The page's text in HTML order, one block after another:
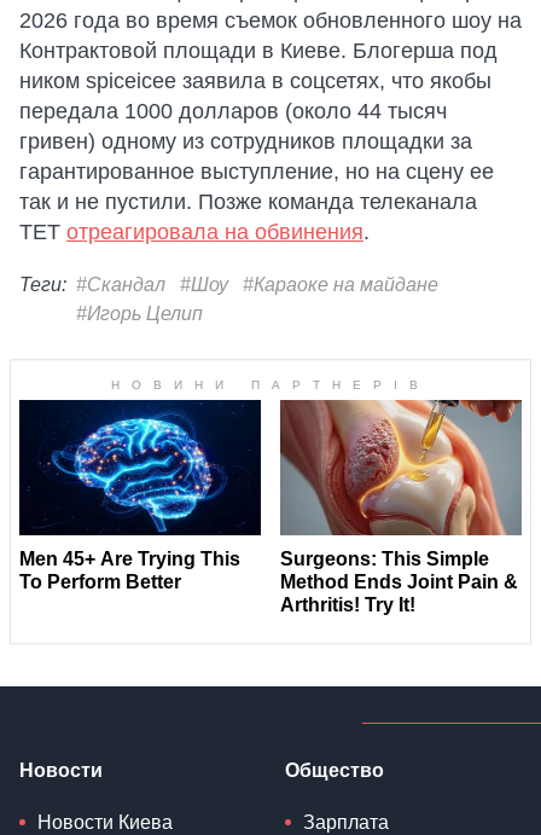
2026 года во время съемок обновленного шоу на
Контрактовой площади в Киеве. Блогерша под
ником spiceicee заявила в соцсетях, что якобы
передала 1000 долларов (около 44 тысяч
гривен) одному из сотрудников площадки за
гарантированное выступление, но на сцену ее
так и не пустили. Позже команда телеканала
ТЕТ отреагировала на обвинения.
Теги: #Скандал #Шоу
#Караоке на майдане
#Игорь Целип
Новости
Новости Киева
Общество
Зарплата